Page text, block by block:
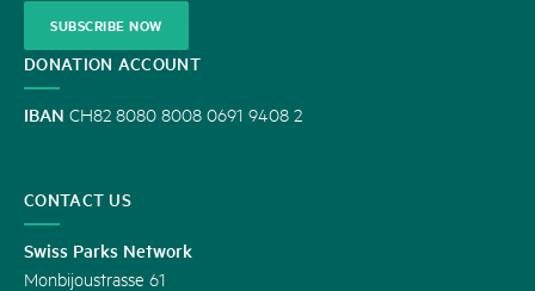
SUBSCRIBE NOW
DONATION ACCOUNT
IBAN CH82 8080 8008 0691 9408 2
CONTACT US
Swiss Parks Network
Monbijoustrasse 61